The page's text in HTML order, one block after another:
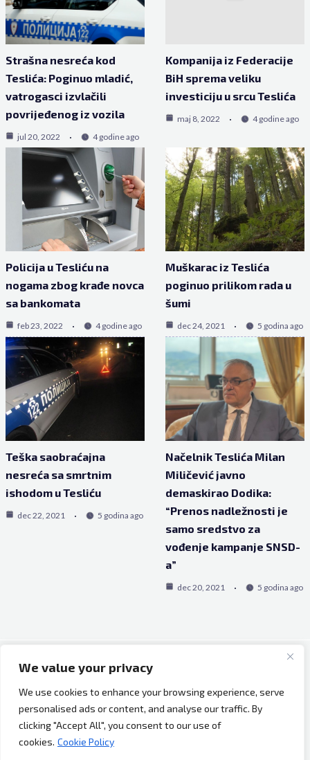
We value your privacy
We use cookies to enhance your browsing experience, serve
personalised ads or content, and analyse our traffic. By
clicking "Accept All", you consent to our use of
cookies. Cookie Policy
Strašna nesreća kod
Teslića: Poginuo mladić,
vatrogasci izvlačili
povrijeđenog iz vozila
jul 20, 2022 4 godine ago
Kompanija iz Federacije
BiH sprema veliku
investiciju u srcu Teslića
maj 8, 2022 4 godine ago
Policija u Tesliću na
nogama zbog krađe novca
sa bankomata
feb 23, 2022 4 godine ago
Muškarac iz Teslića
poginuo prilikom rada u
šumi
dec 24, 2021 5 godina ago
Teška saobraćajna
nesreća sa smrtnim
ishodom u Tesliću
dec 22, 2021 5 godina ago
Načelnik Teslića Milan
Miličević javno
demaskirao Dodika:
“Prenos nadležnosti je
samo sredstvo za
vođenje kampanje SNSD-
a”
dec 20, 2021 5 godina ago
Copyright © 2026 Bh Dijaspora.
O nama
Marketing
Uslovi korištenja